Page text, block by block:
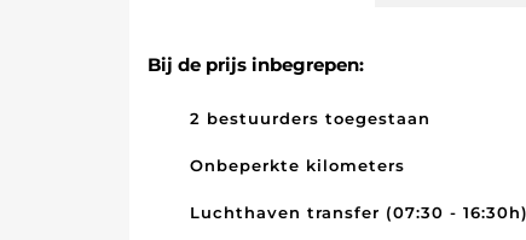
Bij de prijs inbegrepen:
2 bestuurders toegestaan
Onbeperkte kilometers
Luchthaven transfer (07:30 - 16:30h)